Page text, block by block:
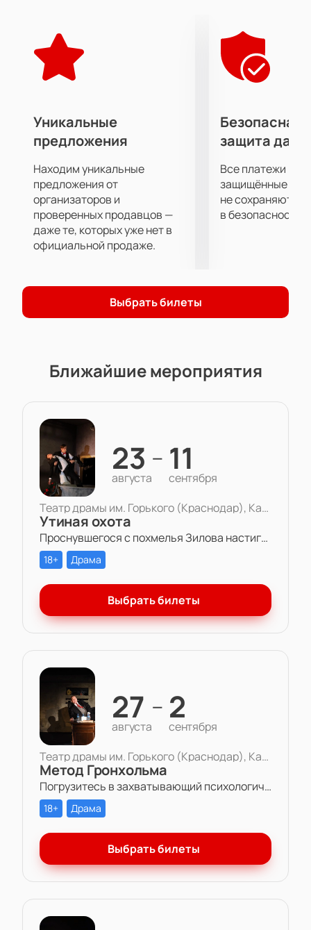
Уникальные
предложения
Находим уникальные
предложения от
организаторов и
проверенных продавцов —
даже те, которых уже нет в
официальной продаже.
Безопасная
защита
Все платежи
защищённые
не сохраняются
в безопасности.
Выбрать билеты
Ближайшие мероприятия
23
августа
— 11
сентября
Театр драмы им. Горького (Краснодар), Камерная сцена
Утиная охота
Проснувшегося с похмелья Зилова настигает осознание того, что все, что он есть и все, что есть у него — бессмысленная игра. Игра в любовь, в справедливость, в дружбу, в успех.
18+ Драма
Выбрать билеты
27
августа
— 2
сентября
Театр драмы им. Горького (Краснодар), Камерная сцена
Метод Гронхольма
Погрузитесь в захватывающий психологический триллер «Метод Гронхольма» в Театре драмы им. Горького.
18+ Драма
Выбрать билеты